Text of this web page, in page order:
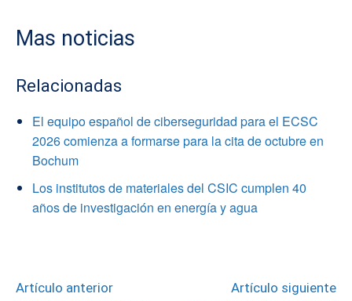
Mas noticias
Relacionadas
El equipo español de ciberseguridad para el ECSC
2026 comienza a formarse para la cita de octubre en
Bochum
Los institutos de materiales del CSIC cumplen 40
años de investigación en energía y agua
Artículo anterior Artículo siguiente